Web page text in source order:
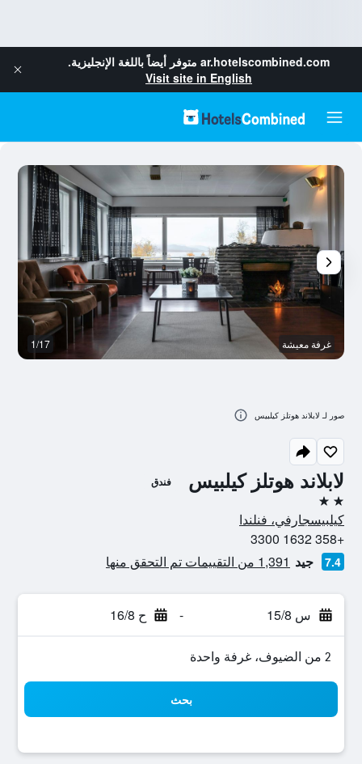
ar.hotelscombined.com متوفر أيضاً باللغة الإنجليزية.
Visit site in English
لابلاند هوتلز كيلبيس فندق
2 نجمتين
كيلبيسجارفي، فنلندا
+358 1632 3300
7.4 جيد 1,391 من التقييمات تم التحقق منها
س 15/8 - ح 16/8
2 من الضيوف، غرفة واحدة
بحث
غرفة معيشة 1/17
صور لـ لابلاند هوتلز كيلبيس